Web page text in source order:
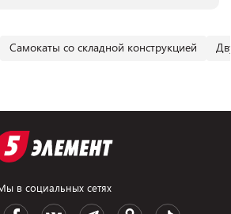
Самокаты со складной конструкцией
в социальных сетях